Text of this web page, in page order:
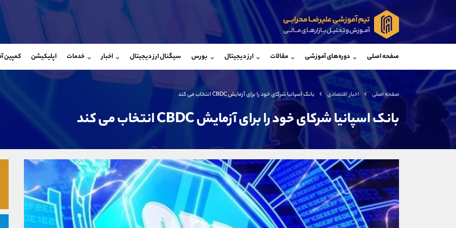
صفحه اصلی دوره‌های آموزشی مقالات ارز دیجیتال بورس سیگنال ارز دیجیتال اخبار خدمات اپلیکیشن کمپین
صفحه اصلی اخبار اقتصادی بانک اسپانیا شرکای خود را برای آزمایش CBDC انتخاب می کند
بانک اسپانیا شرکای خود را برای آزمایش CBDC انتخاب می کند
واتساپ شروع گفتگو
تلگرام @Armteam_admin_por
داخلی 107
شروع گفتگو
@Armteam_admin_104
اطلاعات تماس (دفتر فروش)
تلفن
بدون پیش شماره
کانال تلگرام
کانال بله